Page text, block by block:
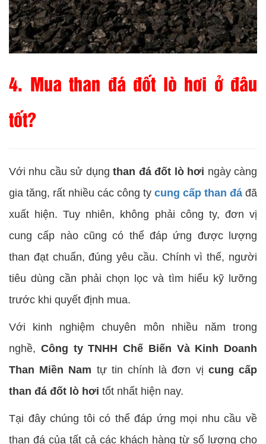
4. Mua than đá đốt lò hơi ở đâu
tốt?
Với nhu cầu sử dụngthan đá đốt lò hơi ngày càng
gia tăng, rất nhiều các công ty cung cấp than đá đã
xuất hiện. Tuy nhiên, không phải công ty, đơn vị
cung cấp nào cũng có thể đáp ứng được lượng
than đạt chuẩn, đúng yêu cầu. Chính vì thế, người
tiêu dùng cần phải chọn lọc và tìm hiểu kỹ lưỡng
trước khi quyết định mua.
Với kinh nghiệm chuyên môn nhiều năm trong
nghề, Công ty TNHH Chế Biến Và Kinh Doanh
Than Miền Nam tự tin chính là đơn vị cung cấp
than đá đốt lò hơi tốt nhất hiện nay.
Tại đây chúng tôi có thể đáp ứng mọi nhu cầu về
than đá của tất cả các khách hàng từ số lượng cho